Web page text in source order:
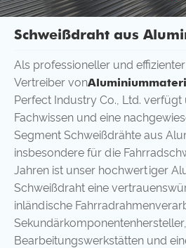
Schweißdraht aus
Als professioneller und
Vertreiber von
Perfect Industry Co., Ltd.
Fachwissen und eine
Segment Schweißdrähte aus
insbesondere für die
Jahren ist unser hochwertiger
Schweißdraht eine
inländische
Bearbeitungswerkstätten und